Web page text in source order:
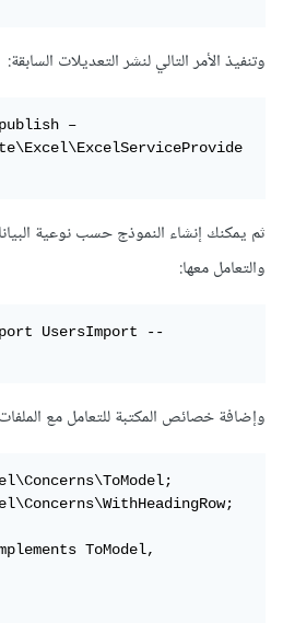
وتنفيذ الأمر التالي لنشر التعديلات السابقة:
–
ثم يمكنك إنشاء النموذج حسب نوعية
والتعامل معها:
UsersImport --
وإضافة خصائص المكتبة للتعامل مع الملفات
ToModel,